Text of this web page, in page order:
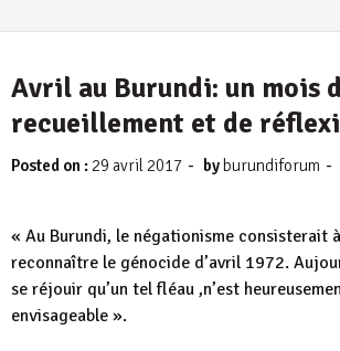
Avril au Burundi: un mois
recueillement et de
Posted on : 29 avril 2017 - by burundiforum -
« Au Burundi, le négationisme consisterait
reconnaître le génocide d’avril 1972.
se réjouir qu’un tel fléau ,n’est
envisageable ».